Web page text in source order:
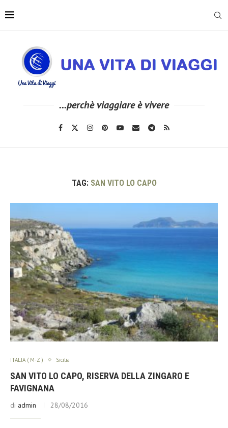
...perchè viaggiare è vivere
TAG: SAN VITO LO CAPO
ITALIA ( M-Z ) Sicilia
SAN VITO LO CAPO, RISERVA DELLA ZINGARO E
FAVIGNANA
di admin 28/08/2016